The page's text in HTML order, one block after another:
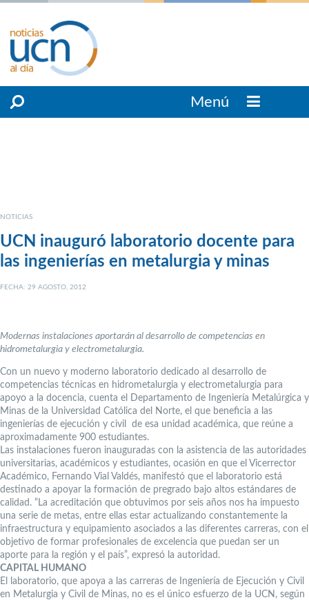
Menú
NOTICIAS
UCN inauguró laboratorio docente para
las ingenierías en metalurgia y minas
FECHA: 29 AGOSTO, 2012
Modernas instalaciones aportarán al desarrollo de competencias en
hidrometalurgia y electrometalurgia.
Con un nuevo y moderno laboratorio dedicado al desarrollo de
competencias técnicas en hidrometalurgia y electrometalurgia para
apoyo a la docencia, cuenta el Departamento de Ingeniería Metalúrgica y
Minas de la Universidad Católica del Norte, el que beneficia a las
ingenierías de ejecución y civil de esa unidad académica, que reúne a
aproximadamente 900 estudiantes.
Las instalaciones fueron inauguradas con la asistencia de las autoridades
universitarias, académicos y estudiantes, ocasión en que el Vicerrector
Académico, Fernando Vial Valdés, manifestó que el laboratorio está
destinado a apoyar la formación de pregrado bajo altos estándares de
calidad. “La acreditación que obtuvimos por seis años nos ha impuesto
una serie de metas, entre ellas estar actualizando constantemente la
infraestructura y equipamiento asociados a las diferentes carreras, con el
objetivo de formar profesionales de excelencia que puedan ser un
aporte para la región y el país”, expresó la autoridad.
CAPITAL HUMANO
El laboratorio, que apoya a las carreras de Ingeniería de Ejecución y Civil
en Metalurgia y Civil de Minas, no es el único esfuerzo de la UCN, según